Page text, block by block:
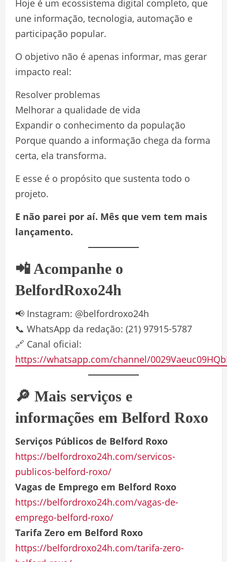
Hoje é um ecossistema digital completo, que
une informação, tecnologia, automação e
participação popular.
O objetivo não é apenas informar, mas gerar
impacto real:
Resolver problemas
Melhorar a qualidade de vida
Expandir o conhecimento da população
Porque quando a informação chega da forma
certa, ela transforma.
E esse é o propósito que sustenta todo o
projeto.
E não parei por aí. Mês que vem tem mais
lançamento.
📲 Acompanhe o
BelfordRoxo24h
📢 Instagram: @belfordroxo24h
📞 WhatsApp da redação: (21) 97915-5787
🔗 Canal oficial:
https://whatsapp.com/channel/
🔎 Mais serviços e
informações em Belford Roxo
Serviços Públicos de Belford Roxo
https://belfordroxo24h.com/servicos-
publicos-belford-roxo/
Vagas de Emprego em Belford Roxo
https://belfordroxo24h.com/vagas-de-
emprego-belford-roxo/
Tarifa Zero em Belford Roxo
https://belfordroxo24h.com/tarifa-zero-